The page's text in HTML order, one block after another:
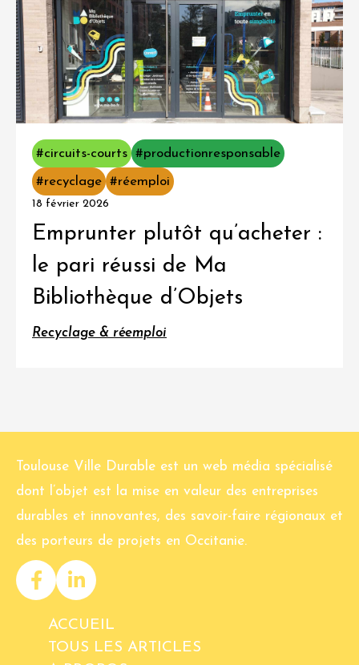
#circuits-courts #productionresponsable
#recyclage #réemploi
18 février 2026
Emprunter plutôt qu’acheter :
le pari réussi de Ma
Bibliothèque d’Objets
Recyclage & réemploi
Toulouse Ville Durable est un web média spécialisé
dont l’objet est la mise en valeur des entreprises
durables et innovantes, des savoir-faire régionaux et
des porteurs de projets en Occitanie.
ACCUEIL
TOUS LES ARTICLES